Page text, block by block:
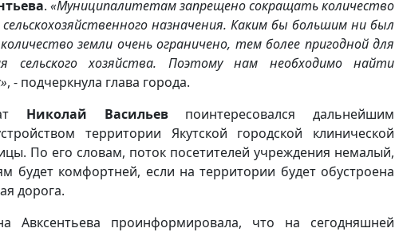
. «Муниципалитетам запрещено сокращать количество
сельскохозяйственного назначения. Каким бы большим ни был
земли очень ограничено, тем более пригодной для
сельского хозяйства. Поэтому нам необходимо найти
, - подчеркнула глава города.
Николай Васильевпоинтересовался дальнейшим
территории Якутской городской клинической
По его словам, поток посетителей учреждения немалый,
будет комфортней, если на территории будет обустроена
дорога.
Авксентьева проинформировала, что на сегодняшней